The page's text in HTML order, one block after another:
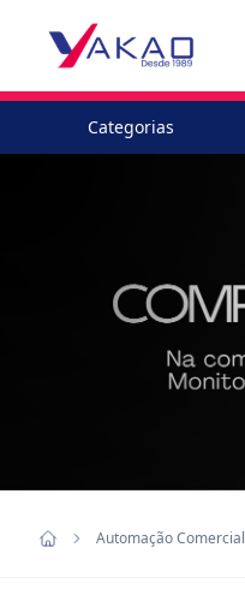
Categorias
Automação Comercial